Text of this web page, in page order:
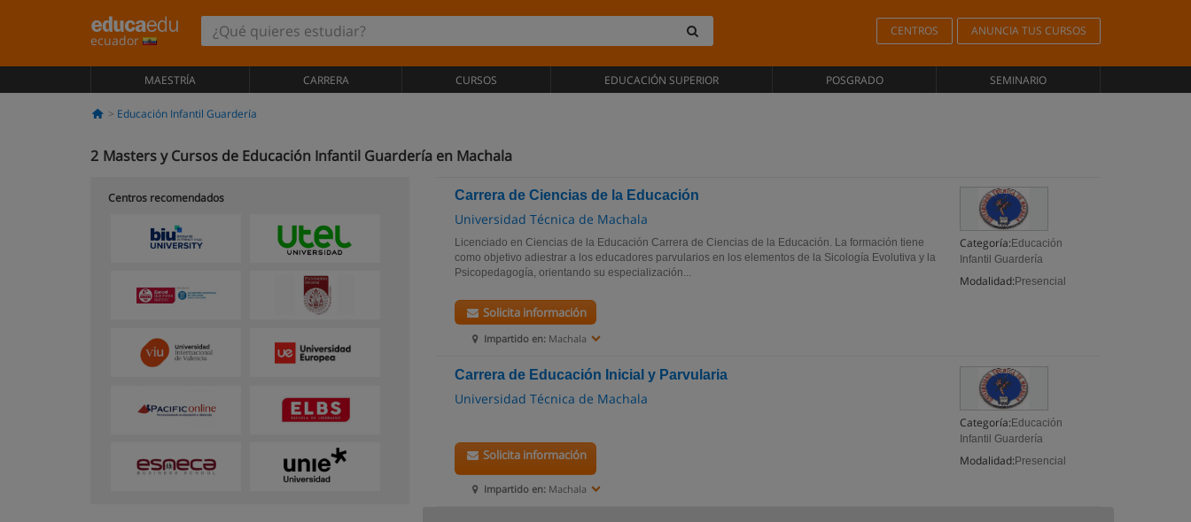
ecuador
CENTROS ANUNCIA TUS CURSOS
MAESTRÍA CARRERA CURSOS EDUCACIÓN SUPERIOR POSGRADO SEMINARIO
Educación Infantil Guardería
2 Masters y Cursos de Educación Infantil Guardería en Machala
Carrera de Ciencias de la Educación
Universidad Técnica de Machala
Categoría: Educación
Infantil Guardería
Modalidad: Presencial
Licenciado en Ciencias de la Educación Carrera de Ciencias de la Educación. La formación tiene
como objetivo adiestrar a los educadores parvularios en los elementos de la Sicología Evolutiva y la
Psicopedagogía, orientando su especialización...
Impartido en: Machala
Solicita información
Carrera de Educación Inicial y Parvularia
Universidad Técnica de Machala
Categoría: Educación
Infantil Guardería
Modalidad: Presencial
Impartido en: Machala
Solicita información
Centros recomendados